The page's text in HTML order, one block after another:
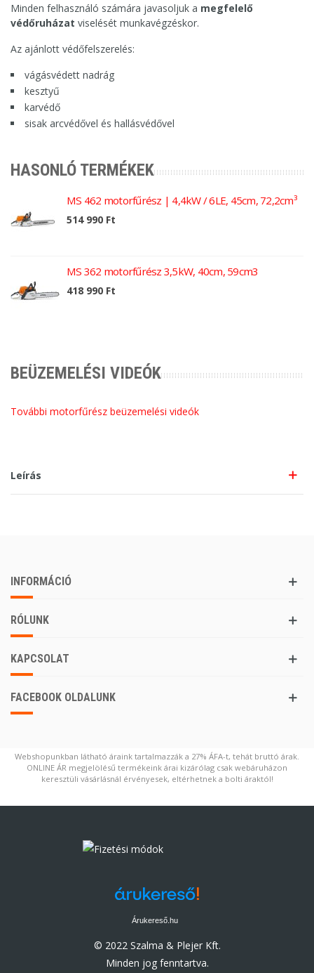
Minden felhasználó számára javasoljuk a megfelelő
védőruházat viselését munkavégzéskor.
Az ajánlott védőfelszerelés:
vágásvédett nadrág
kesztyű
karvédő
sisak arcvédővel és hallásvédővel
HASONLÓ TERMÉKEK
MS 462 motorfűrész | 4,4kW / 6LE, 45cm, 72,2cm³
514 990 Ft
MS 362 motorfűrész 3,5kW, 40cm, 59cm3
418 990 Ft
BEÜZEMELÉSI VIDEÓK
További motorfűrész beüzemelési videók
Leírás
INFORMÁCIÓ
RÓLUNK
KAPCSOLAT
FACEBOOK OLDALUNK
Webshopunkban látható áraink tartalmazzák a 27% ÁFA-t, tehát bruttó árak.
ONLINE ÁR megjelölésű termékeink árai kizárólag csak webáruházon
keresztüli vásárlásnál érvényesek, eltérhetnek a bolti áraktól!
Árukereső.hu
© 2022 Szalma & Plejer Kft.
Minden jog fenntartva.